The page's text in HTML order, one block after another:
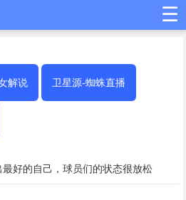
☰
解说 卫星源-蜘蛛直播
好的自己，球员们的状态很放松